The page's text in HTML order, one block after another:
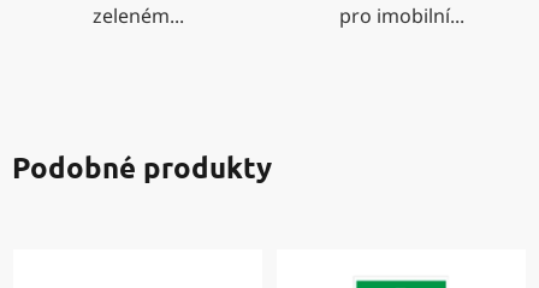
zeleném...
pro imobilní...
Podobné produkty